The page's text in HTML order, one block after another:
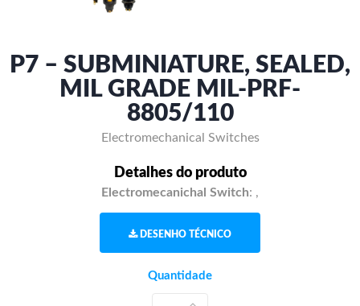
P7 – SUBMINIATURE, SEALED,
MIL GRADE MIL-PRF-
8805/110
Electromechanical Switches
Detalhes do produto
Electromecanichal Switch: ,
DESENHO TÉCNICO
Quantidade